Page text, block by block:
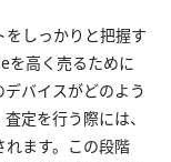
しっかりと把握す
を高く売るために
バイスがどのよう
定を行う際には、
ます。この段階